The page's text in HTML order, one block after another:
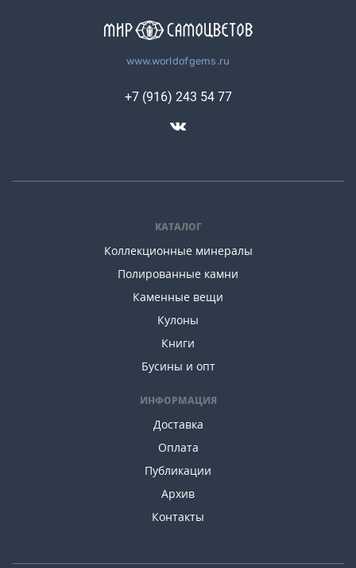
www.worldofgems.ru
КАТАЛОГ
Коллекционные минералы
Полированные камни
Каменные вещи
Кулоны
Книги
Бусины и опт
ИНФОРМАЦИЯ
Доставка
Оплата
Публикации
Архив
Контакты
+7 (916) 243 54 77